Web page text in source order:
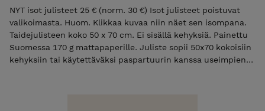
NYT isot julisteet 25 € (norm. 30 €) Isot julisteet poistuvat
valikoimasta. Huom. Klikkaa kuvaa niin näet sen isompana.
Taidejulisteen koko 50 x 70 cm. Ei sisällä kehyksiä. Painettu
Suomessa 170 g mattapaperille. Juliste sopii 50x70 kokoisiin
kehyksiin tai käytettäväksi paspartuurin kanssa useimpien